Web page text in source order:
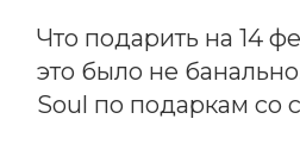
Что подарить на 14
это было не
Soul по подаркам со